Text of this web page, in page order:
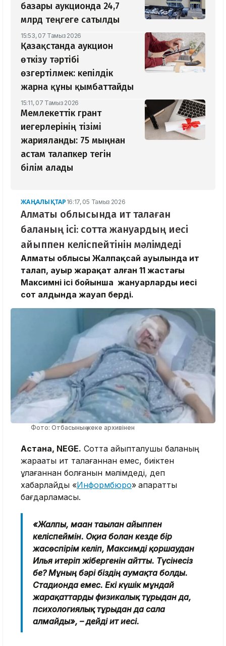
базары аукционда 24,7
млрд теңгеге сатылды
15:53, 07 Тамыз 2026
Қазақстанда аукцион
өткізу тәртібі
өзгертілмек: кепілдік
жарна құны қымбаттайды
15:11, 07 Тамыз 2026
Мемлекеттік грант
иегерлерінің тізімі
жарияланды: 75 мыңнан
астам талапкер тегін
білім алады
ЖАҢАЛЫҚТАР 16:17, 05 Тамыз 2026
Алматы облысында ит талаған
баланың ісі: сотта жануардың иесі
айыппен келіспейтінін мәлімдеді
Алматы облысы Жалпақсай ауылында ит
талап, ауыр жарақат алған 11 жастағы
Максимнің ісі бойынша жануарлардың иесі
сот алдында жауап берді.
Фото: Отбасының жеке архивінен
Астана, NEGE. Сотта айыпталушы баланың
жарақаты ит талағаннан емес, биіктен
құлағаннан болғанын мәлімдеді, деп
хабарлайды «Информбюро» ақпараттық
бағдарламасы.
«Жалпы, маған тағылған айыппен
келіспеймін. Оқиға болған кезде бір
жасөспірім келіп, Максимді қоршаудан
Илья итеріп жібергенін айтты. Түсінесіз
бе? Мұның бәрі біздің аумақта болды.
Стадионда емес. Екі күшік мұндай
жарақаттарды физикалық тұрғыдан да,
психологиялық тұрғыдан да сала
алмайды», – дейді ит иесі.